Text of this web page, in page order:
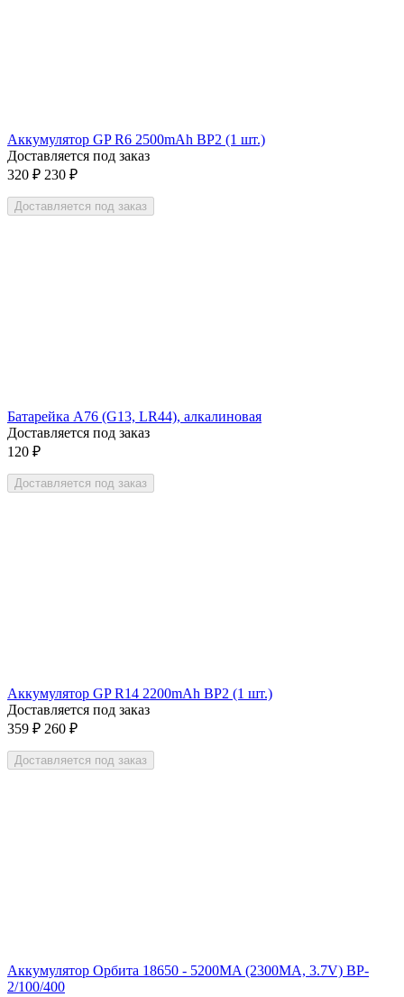
Аккумулятор GP R6 2500mAh BP2 (1 шт.)
Доставляется под заказ
320 ₽ 230 ₽
Доставляется под заказ
Батарейка A76 (G13, LR44), алкалиновая
Доставляется под заказ
120 ₽
Доставляется под заказ
Аккумулятор GP R14 2200mAh BP2 (1 шт.)
Доставляется под заказ
359 ₽ 260 ₽
Доставляется под заказ
Аккумулятор Орбита 18650 - 5200MA (2300MA, 3.7V) BP-
2/100/400